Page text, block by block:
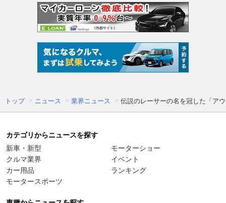
トップ ニュース 業界ニュース 伝説のレーサーの名を冠した「ア
カテゴリからニュースを探す
新車・新型
クルマ業界
カー用品
モータースポーツ
モーターショー
イベント
ランキング